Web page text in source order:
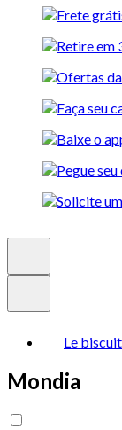
Le biscuit
Mondia